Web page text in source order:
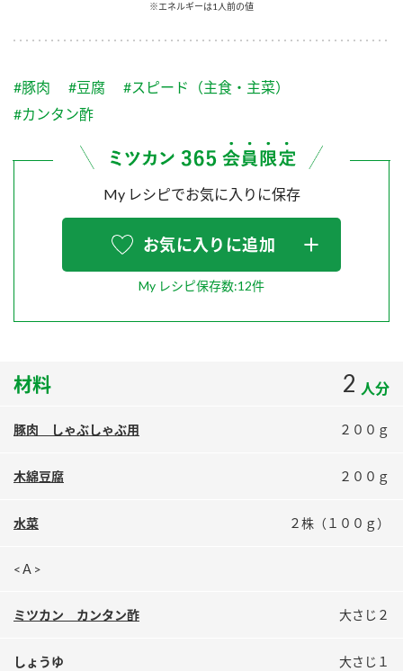
ふりかけ おすしの素
炊き込みご飯の素 米飯用調味液
Fibee
つゆ
納豆のサイト
三ツ判山吹
スペシャルサイト
お酢を知ろう！
鍋奉行マニュアル
ミツカンのCM
ミツカンの歴史
MIM（ミツカンミュージアム）
各部門が大切にしていること
キッザニア東京「ぽん酢工房」
お客様相談センター
お客様の声をいかしました
販売終了製品のご案内
よくあるご質問
業務用サイト ミツカングループについて 製造所固有記号一覧
※エネルギーは1人前の値
#豚肉 #豆腐
#スピード（主食・主菜）
#カンタン酢
My レシピでお気に入りに保存
お気に入りに追加
My レシピ保存数:12件
材料 2 人分
豚肉 しゃぶしゃぶ用 ２００ｇ
木綿豆腐 ２００ｇ
水菜 ２株（１００ｇ）
<Ａ>
ミツカン カンタン酢 大さじ２
しょうゆ 大さじ１